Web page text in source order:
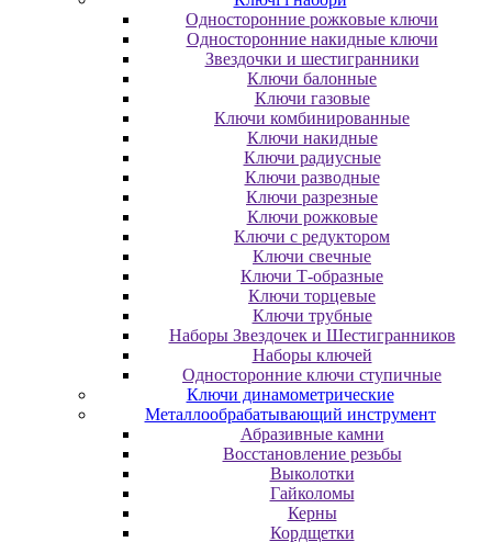
Oднocтopoнниe poжкoвыe ключи
Oднocтopoнниe нaкидныe ключи
Звездочки и шестигранники
Ключи балонные
Ключи газовые
Ключи комбинированные
Ключи накидные
Ключи радиусные
Ключи разводные
Ключи разрезные
Ключи рожковые
Ключи с редуктором
Ключи свечные
Ключи Т-образные
Ключи торцевые
Ключи трубные
Наборы Звездочек и Шестигранников
Наборы ключей
Односторонние ключи ступичные
Ключи динамометрические
Металлообрабатывающий инструмент
Абразивные камни
Восстановление резьбы
Выколотки
Гайколомы
Керны
Кордщетки